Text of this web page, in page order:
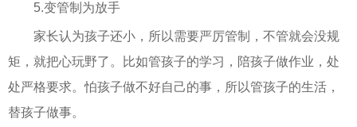
5.变管制为放手
家长认为孩子还小，所以需要严厉管制，不管就会没规
矩，就把心玩野了。比如管孩子的学习，陪孩子做作业，处
处严格要求。怕孩子做不好自己的事，所以管孩子的生活，
替孩子做事。